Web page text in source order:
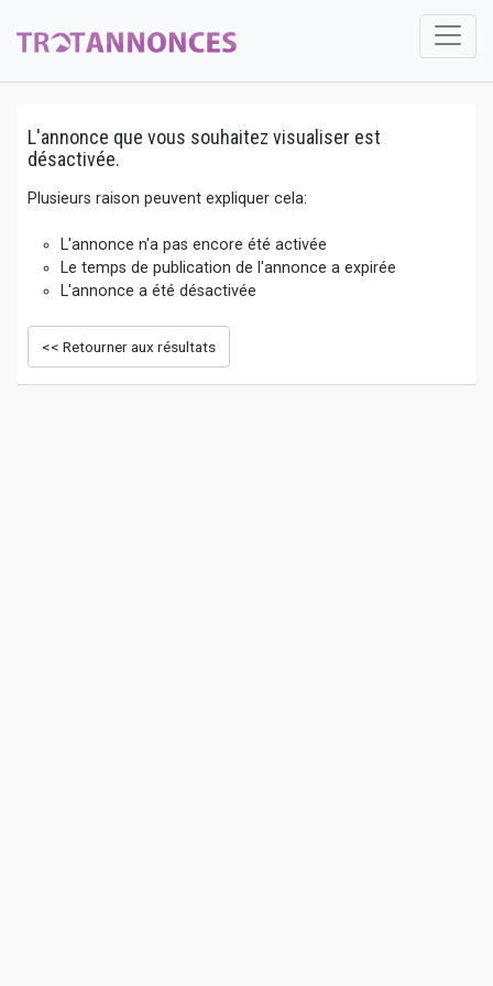
L'annonce que vous souhaitez visualiser est
désactivée.
Plusieurs raison peuvent expliquer cela:
L'annonce n'a pas encore été activée
Le temps de publication de l'annonce a expirée
L'annonce a été désactivée
<< Retourner aux résultats